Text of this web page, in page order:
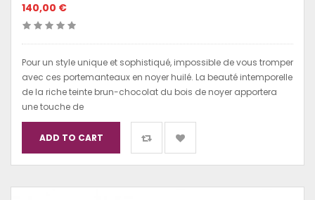
140,00 €
Pour un style unique et sophistiqué, impossible de vous tromper
avec ces portemanteaux en noyer huilé. La beauté intemporelle
de la riche teinte brun-chocolat du bois de noyer apportera
une touche de
ADD TO CART